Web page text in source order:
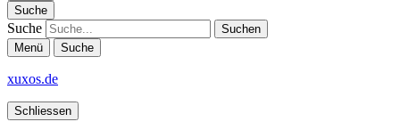
Suche
Suche
Menü Suche
xuxos.de
Schliessen